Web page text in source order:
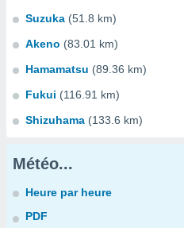
Suzuka (51.8 km)
Akeno (83.01 km)
Hamamatsu (89.36 km)
Fukui (116.91 km)
Shizuhama (133.6 km)
Météo...
Heure par heure
PDF